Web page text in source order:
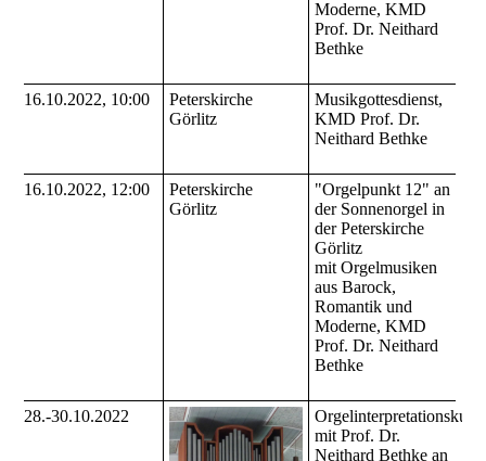
Moderne, KMD
Prof. Dr. Neithard
Bethke
16.10.2022, 10:00
Peterskirche
Görlitz
Musikgottesdienst,
KMD Prof. Dr.
Neithard Bethke
16.10.2022, 12:00
Peterskirche
Görlitz
"Orgelpunkt 12" an
der Sonnenorgel in
der Peterskirche
Görlitz
mit Orgelmusiken
aus Barock,
Romantik und
Moderne, KMD
Prof. Dr. Neithard
Bethke
28.-30.10.2022
Orgelinterpretationskurs
mit Prof. Dr.
Neithard Bethke an